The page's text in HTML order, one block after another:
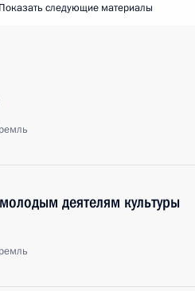
Показать следующие материалы
деятелям культуры